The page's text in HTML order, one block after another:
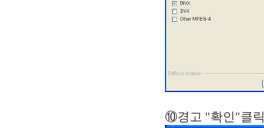
⑩경고 "